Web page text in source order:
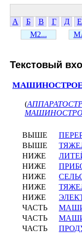
А
Б В Г Д Е
М2...
Текстовый
(
ВЫШЕ
ВЫШЕ
НИЖЕ
НИЖЕ
НИЖЕ
НИЖЕ
НИЖЕ
ЧАСТЬ
ЧАСТЬ
ЧАСТЬ